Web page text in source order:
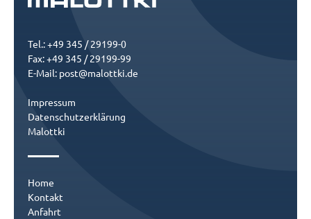
Malottki
Home
Kontakt
Anfahrt
Tel.: +49 345 / 29199-0
Fax: +49 345 / 29199-99
E-Mail: post@malottki.de
Impressum
Datenschutzerklärung